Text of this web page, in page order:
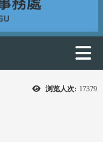
浏览人次: 17379